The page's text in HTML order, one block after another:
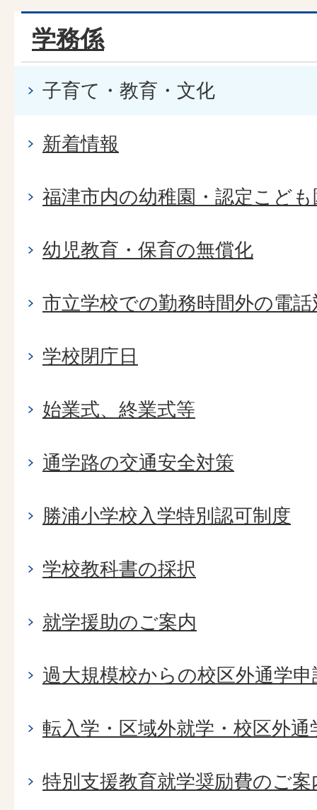
学務係
子育て・教育・文化
新着情報
福津市内の幼稚園・認定こど
幼児教育・保育の無償化
市立学校での勤務時間外の電
学校閉庁日
始業式、終業式等
通学路の交通安全対策
勝浦小学校入学特別認可制度
学校教科書の採択
就学援助のご案内
過大規模校からの校区外通学
転入学・区域外就学・校区外通
特別支援教育就学奨励費のご案